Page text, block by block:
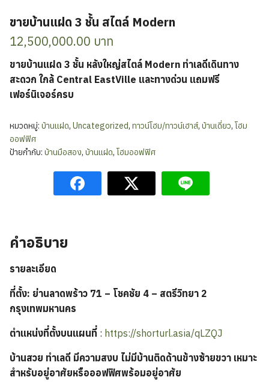
ขายบ้านแฝด 3 ชั้น สไตล์ Modern
12,500,000.00 บาท
ขายบ้านแฝด 3 ชั้น หลังใหญ่สไตล์ Modern ทำเลดีเดินทาง
สะดวก ใกล้ Central EastVille และทางด่วน แถมฟรี
เฟอร์นิเจอร์ครบ
หมวดหมู่: บ้านแฝด, Uncategorized, ทาวน์โฮม/ทาวน์เฮาส์, บ้านเดี่ยว, โฮม
ออฟฟิศ
ป้ายกำกับ: บ้านมือสอง, บ้านแฝด, โฮมออฟฟิศ
คำอธิบาย
รายละเอียด
ที่ตั้ง: ย่านลาดพร้าว 71 – โชคชัย 4 – สตรีวิทยา 2
กรุงเทพมหานคร
ตำแหน่งที่ตั้งบนแผนที่ : https://shorturl.asia/qLZQJ
บ้านสวย ทำเลดี มีความสงบ ไม่มีบ้านติดด้านข้างซ้ายขวา เหมาะ
สำหรับอยู่อาศัยหรือออฟฟิศพร้อมอยู่อาศัย